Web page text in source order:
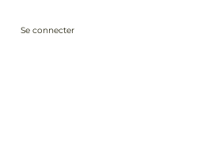
Se connecter